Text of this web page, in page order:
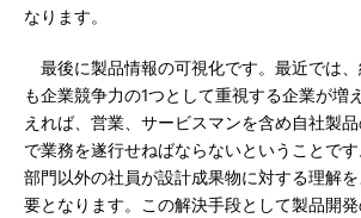
なります。
最後に製品情報の可視化です。最近では
も企業競争力の1つとして重視する企業が増
えれば、営業、サービスマンを含め自社製
で業務を遂行せねばならないということで
部門以外の社員が設計成果物に対する理解
要となります。この解決手段として製品開